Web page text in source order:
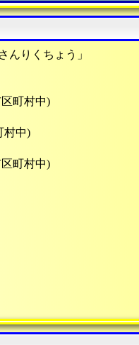
んりくちょう」
町村中)
村中)
町村中)